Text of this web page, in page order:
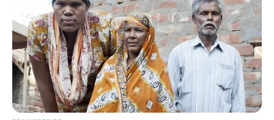
Biodata & Profil
Nama Lengkap: Aviya Farras Maisa
Nama Panggung: Ayas Aviya
Nama Panggilan: Ayas
Tempat, Tanggal Lahir: Jakarta, 24 Mei 1996